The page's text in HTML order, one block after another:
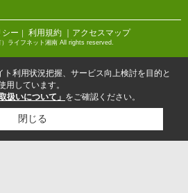
シー ｜ 利用規約 ｜アクセスマップ
ライフネット湘南 All rights reserved.
利用状況把握、サービス向上検討を目的と
用しています。
扱いについて」 をご確認ください。
閉じる